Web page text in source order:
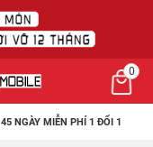
0
45 NGÀY MIỄN PHÍ 1 ĐỔI 1